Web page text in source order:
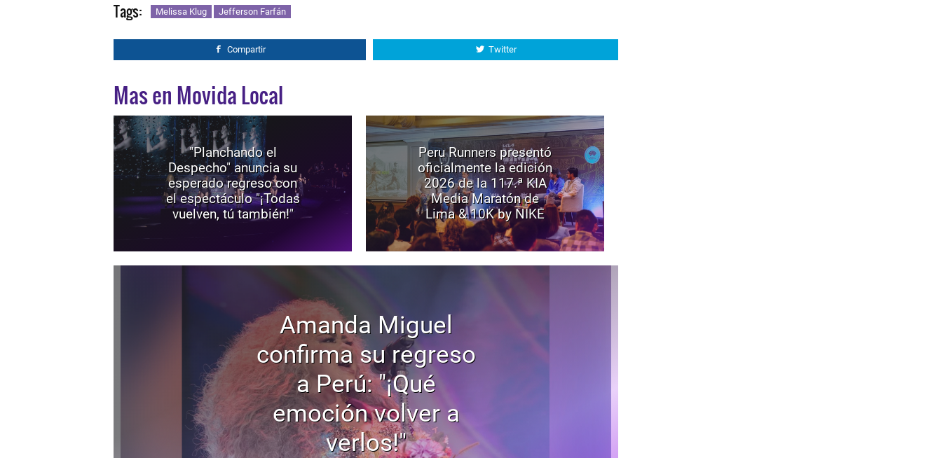
Tags: Melissa Klug Jefferson Farfán
Compartir Twitter
Mas en Movida Local
"Planchando el
Despecho" anuncia su
esperado regreso con
el espectáculo "¡Todas
vuelven, tú también!"
Peru Runners presentó
oficialmente la edición
2026 de la 117.ª KIA
Media Maratón de
Lima & 10K by NIKE
Amanda Miguel
confirma su regreso
a Perú: "¡Qué
emoción volver a
verlos!"